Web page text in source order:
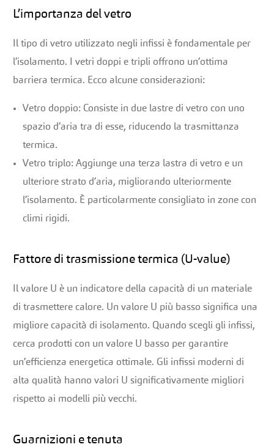
L’importanza del vetro
Il tipo di vetro utilizzato negli infissi è fondamentale per
l’isolamento. I vetri doppi e tripli offrono un’ottima
barriera termica. Ecco alcune considerazioni:
Vetro doppio: Consiste in due lastre di vetro con uno
spazio d’aria tra di esse, riducendo la trasmittanza
termica.
Vetro triplo: Aggiunge una terza lastra di vetro e un
ulteriore strato d’aria, migliorando ulteriormente
l’isolamento. È particolarmente consigliato in zone con
climi rigidi.
Fattore di trasmissione termica (U-value)
Il valore U è un indicatore della capacità di un materiale
di trasmettere calore. Un valore U più basso significa una
migliore capacità di isolamento. Quando scegli gli infissi,
cerca prodotti con un valore U basso per garantire
un’efficienza energetica ottimale. Gli infissi moderni di
alta qualità hanno valori U significativamente migliori
rispetto ai modelli più vecchi.
Guarnizioni e tenuta